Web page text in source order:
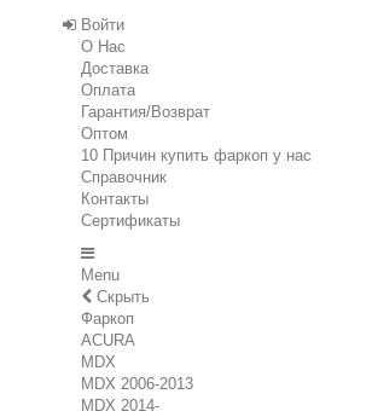
Войти
О Нас
Доставка
Оплата
Гарантия/Возврат
Оптом
10 Причин купить фаркоп у нас
Справочник
Контакты
Сертификаты
Menu
Скрыть
Фаркоп
ACURA
MDX
MDX 2006-2013
MDX 2014-